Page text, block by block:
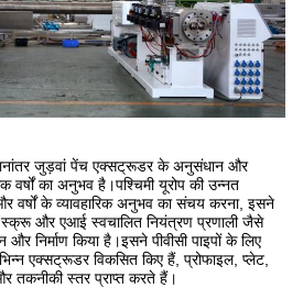
जुड़वां पेंच एक्सट्रूडर के अनुसंधान और
वर्षों का अनुभव है।पश्चिमी यूरोप की उन्नत
और वर्षों के व्यावहारिक अनुभव का संचय करना, इसने
और एआई स्वचालित नियंत्रण प्रणाली जैसे
निर्माण किया है।इसने पीवीसी पाइपों के लिए
एक्सट्रूडर विकसित किए हैं, प्रोफाइल, प्लेट,
तकनीकी स्तर प्राप्त करते हैं।